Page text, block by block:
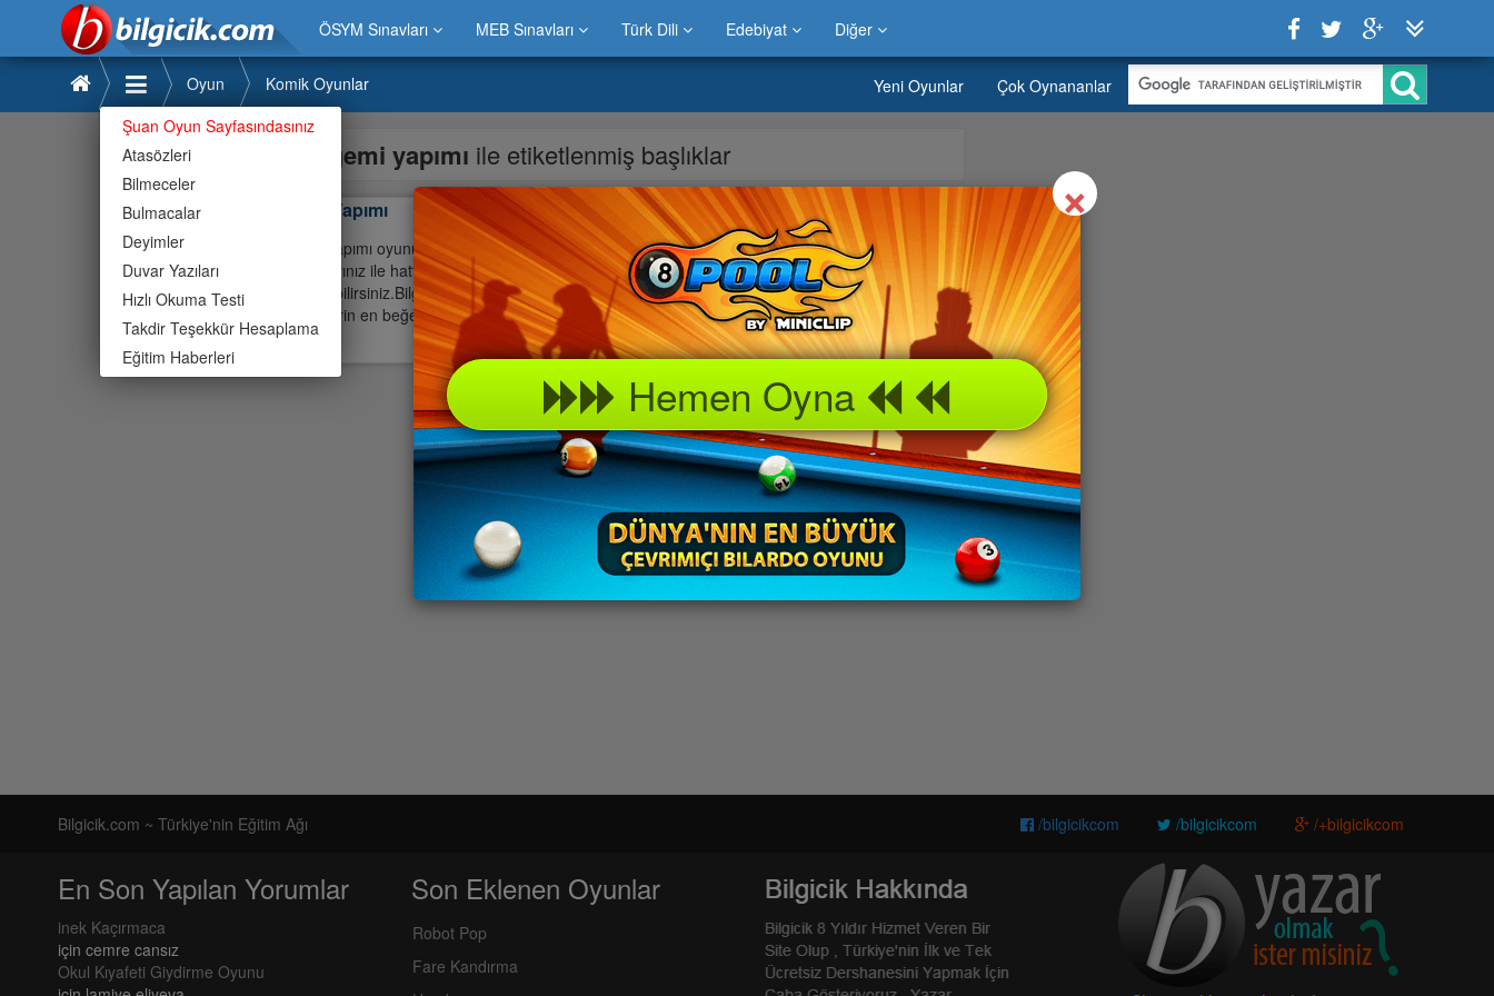
ÖSYM Sınavları MEB Sınavları Türk Dili Edebiyat Diğer
Şuan Oyun Sayfasındasınız
Atasözleri
Bilmeceler
Bulmacalar
Deyimler
Duvar Yazıları
Hızlı Okuma Testi
Takdir Teşekkür Hesaplama
Eğitim Haberleri
Oyun Komik Oyunlar Yeni Oyunlar Çok Oynananlar
gemi yapımı ile etiketlenmiş başlıklar
Gemi Yapımı
Gemi Yapımı oyunu ilgi çekiyor » Gemi Yapımı oyunu sitemizde bulabilirsiniz.Evinizde
çocuklarınız ile hatta büyük ebevyenleri ile bu » Gemi Yapımı oyununu keyif alarak
oynayabilirsiniz.Bilgicik oyunda neler var peki » Gemi Yapımı kız çocukları, erkek çocukları ve
büyüklerin en beğendiği oyunlardan biri olma özelliğini korumaktadır.Bilgicik oyun portalında »
Gemi
Bilgicik.com ~ Türkiye'nin Eğitim Ağı /bilgicikcom /bilgicikcom /+bilgicikcom
En Son Yapılan Yorumlar
inek Kaçırmaca
için cemre cansız
Okul Kıyafeti Giydirme Oyunu
Son Eklenen Oyunlar
Robot Pop
Fare Kandırma
×Close
Hemen Oyna